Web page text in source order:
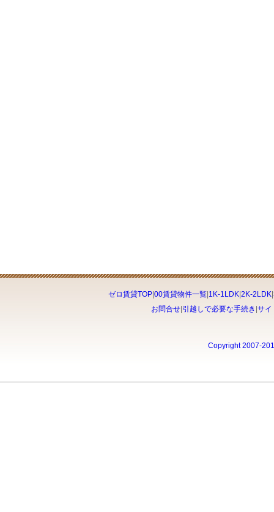
ゼロ賃貸TOP| 00賃貸物件一覧| 1K-1LDK| 2K-2LDK|
お問合せ 引越しで必要な手続き サイ
Copyright 2007-